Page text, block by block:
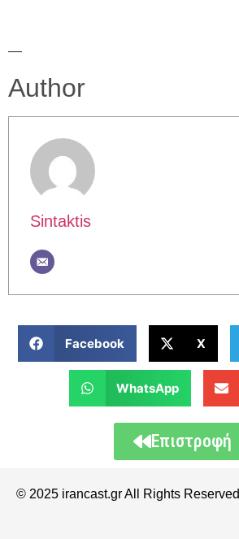
—
Author
Sintaktis
Facebook X
WhatsApp
Επιστροφή
© 2025 irancast.gr All Rights Reserved